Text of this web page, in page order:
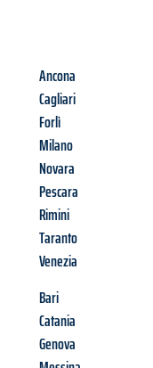
Ancona
Cagliari
Forlì
Milano
Novara
Pescara
Rimini
Taranto
Venezia
Bari
Catania
Genova